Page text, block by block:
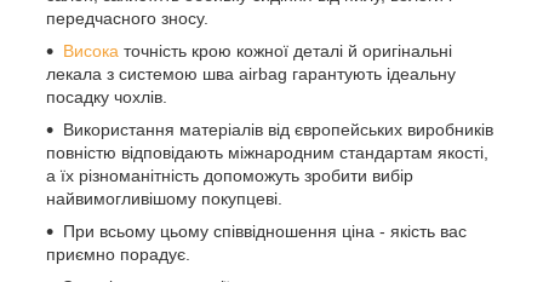
передчасного зносу.
Висока точність крою кожної деталі й оригінальні
лекала з системою шва airbag гарантують ідеальну
посадку чохлів.
Використання матеріалів від європейських виробників
повністю відповідають міжнародним стандартам якості,
а їх різноманітність допоможуть зробити вибір
найвимогливішому покупцеві.
При всьому цьому співвідношення ціна - якість вас
приємно порадує.